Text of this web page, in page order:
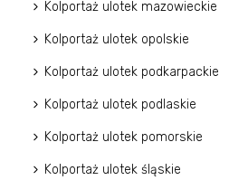
Kolportaż ulotek mazowieckie
Kolportaż ulotek opolskie
Kolportaż ulotek podkarpackie
Kolportaż ulotek podlaskie
Kolportaż ulotek pomorskie
Kolportaż ulotek śląskie